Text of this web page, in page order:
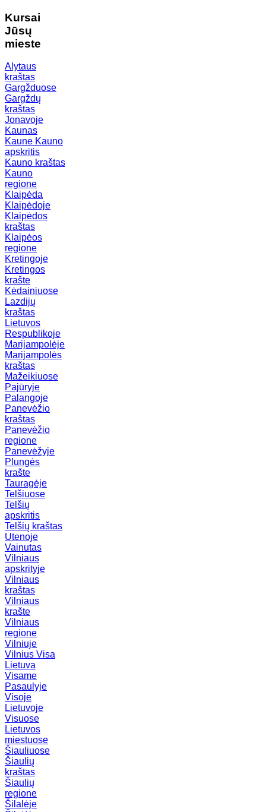
Kursai
Jūsų
mieste
Alytaus
kraštas
Gargžduose
Gargždų
kraštas
Jonavoje
Kaunas
Kaune Kauno
apskritis
Kauno kraštas
Kauno
regione
Klaipėda
Klaipėdoje
Klaipėdos
kraštas
Klaipėos
regione
Kretingoje
Kretingos
krašte
Kėdainiuose
Lazdijų
kraštas
Lietuvos
Respublikoje
Marijampolėje
Marijampolės
kraštas
Mažeikiuose
Pajūryje
Palangoje
Panevėžio
kraštas
Panevėžio
regione
Panevėžyje
Plungės
krašte
Tauragėje
Telšiuose
Telšių
apskritis
Telšių kraštas
Utenoje
Vainutas
Vilniaus
apskrityje
Vilniaus
kraštas
Vilniaus
krašte
Vilniaus
regione
Vilniuje
Vilnius Visa
Lietuva
Visame
Pasaulyje
Visoje
Lietuvoje
Visuose
Lietuvos
miestuose
Šiauliuose
Šiaulių
kraštas
Šiaulių
regione
Šilalėje